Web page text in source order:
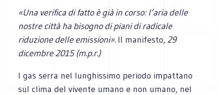
«Una verifica di fatto è già in corso: l’aria delle
nostre città ha bisogno di piani di radicale
riduzione delle emissioni». Il manifesto, 29
dicembre 2015 (m.p.r.)
I gas serra nel lunghissimo periodo impattano
sul clima del vivente umano e non umano, nel